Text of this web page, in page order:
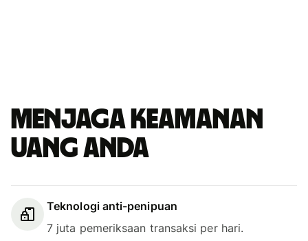
Menjaga keamanan
uang Anda
Teknologi anti-penipuan
7 juta pemeriksaan transaksi per hari.